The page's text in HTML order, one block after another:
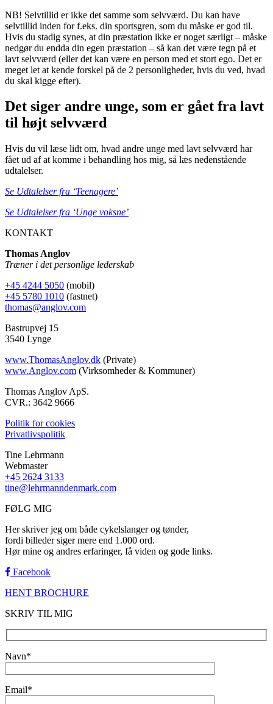
NB! Selvtillid er ikke det samme som selvværd. Du kan have
selvtillid inden for f.eks. din sportsgren, som du måske er god til.
Hvis du stadig synes, at din præstation ikke er noget særligt – måske
nedgør du endda din egen præstation – så kan det være tegn på et
lavt selvværd (eller det kan være en person med et stort ego. Det er
meget let at kende forskel på de 2 personligheder, hvis du ved, hvad
du skal kigge efter).
Det siger andre unge, som er gået fra lavt
til højt selvværd
Hvis du vil læse lidt om, hvad andre unge med lavt selvværd har
fået ud af at komme i behandling hos mig, så læs nedenstående
udtalelser.
Se Udtalelser fra ‘Teenagere’
Se Udtalelser fra ‘Unge voksne’
KONTAKT
Thomas Anglov
Træner i det personlige lederskab
+45 4244 5050 (mobil)
+45 5780 1010 (fastnet)
thomas@anglov.com
Bastrupvej 15
3540 Lynge
www.ThomasAnglov.dk (Private)
www.Anglov.com (Virksomheder & Kommuner)
Thomas Anglov ApS.
CVR.: 3642 9666
Politik for cookies
Privatlivspolitik
Tine Lehrmann
Webmaster
+45 2624 3133
tine@lehrmanndenmark.com
FØLG MIG
Her skriver jeg om både cykelslanger og tønder,
fordi billeder siger mere end 1.000 ord.
Hør mine og andres erfaringer, få viden og gode links.
Facebook
HENT BROCHURE
SKRIV TIL MIG
Navn*
Email*